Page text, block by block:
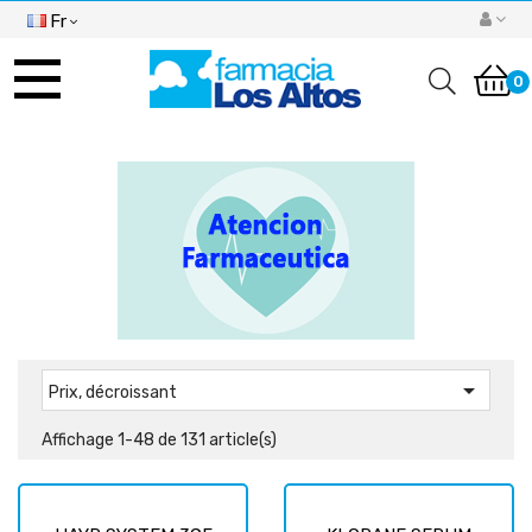
Fr
Basculer
navigation
0
Prix, décroissant 
Affichage 1-48 de 131 article(s)